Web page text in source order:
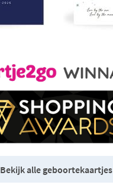
Bekijk alle geboortekaartjes